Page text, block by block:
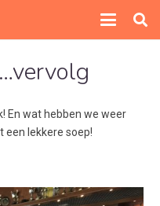
En wat hebben we weer
een lekkere soep!